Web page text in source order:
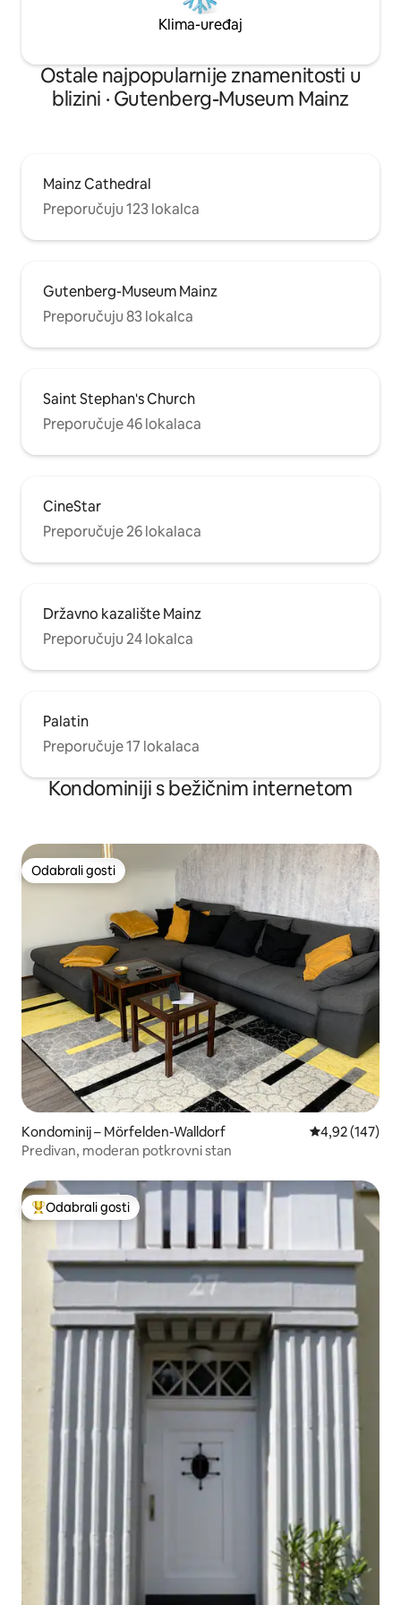
Klima-uređaj
Ostale najpopularnije znamenitosti u
blizini · Gutenberg-Museum Mainz
Mainz Cathedral
Preporučuju 123 lokalca
Gutenberg-Museum Mainz
Preporučuju 83 lokalca
Saint Stephan's Church
Preporučuje 46 lokalaca
CineStar
Preporučuje 26 lokalaca
Državno kazalište Mainz
Preporučuju 24 lokalca
Palatin
Preporučuje 17 lokalaca
Kondominiji s bežičnim internetom
Odabrali gosti
Odabrali gosti
Kondominij – Mörfelden-Walldorf Prosječna
4,92 (147)
Predivan, moderan potkrovni stan
Među najviše rangiranima s oznakom „Odabrali gosti”
Odabrali gosti